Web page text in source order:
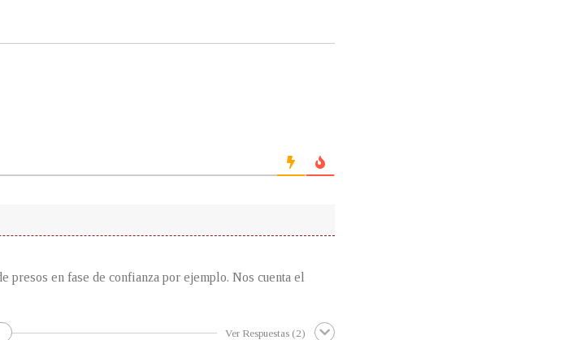
presos en fase de confianza por ejemplo. Nos cuenta el
Ver Respuestas (2)